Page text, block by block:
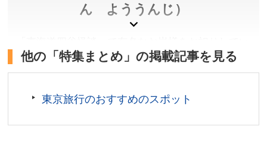
JR総武線 飯田橋駅より徒歩約8分。東京メトロ東西線・
所在地／東京都文京区後楽1-6-6
センター)
東京都公園協会(小石川後楽園ページ) 公式サイト
ん よううんじ）
ることから「於岩稲荷」とも呼ばれています。芸道
上達や縁切り、縁結びに多大なご利益があり毎日多
くの参拝者が訪れます。
他の「特集まとめ」の掲載記事を見る
東京旅行のおすすめのスポット